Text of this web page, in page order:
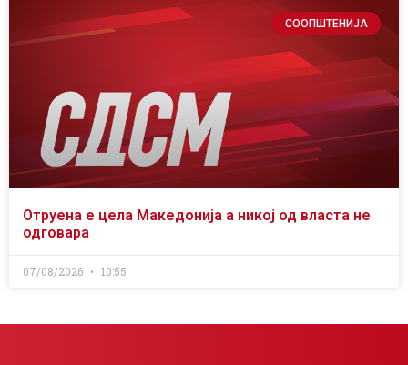
СООПШТЕНИЈА
Отруена е цела Македонија а никој од власта не
одговара
07/08/2026 10:55